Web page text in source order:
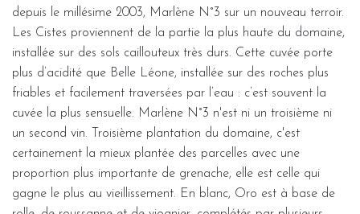
depuis le millésime 2003, Marlène N°3 sur un nouveau terroir.
Les Cistes proviennent de la partie la plus haute du domaine,
installée sur des sols caillouteux très durs. Cette cuvée porte
plus d’acidité que Belle Léone, installée sur des roches plus
friables et facilement traversées par l’eau : c’est souvent la
cuvée la plus sensuelle. Marlène N°3 n'est ni un troisième ni
un second vin. Troisième plantation du domaine, c'est
certainement la mieux plantée des parcelles avec une
proportion plus importante de grenache, elle est celle qui
gagne le plus au vieillissement. En blanc, Oro est à base de